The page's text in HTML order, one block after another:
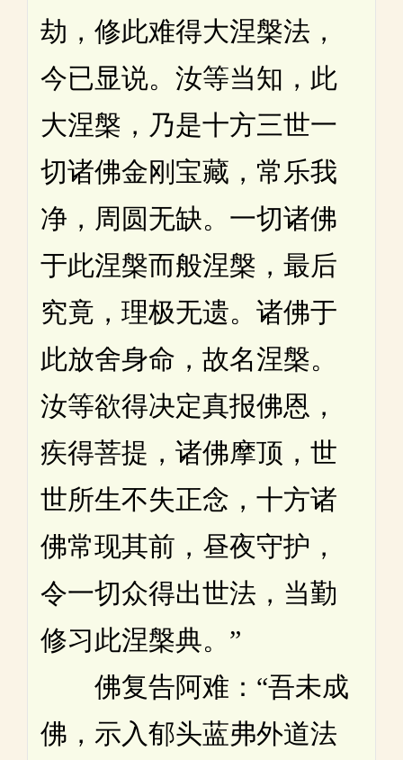
劫，修此难得大涅槃法，
今已显说。汝等当知，此
大涅槃，乃是十方三世一
切诸佛金刚宝藏，常乐我
净，周圆无缺。一切诸佛
于此涅槃而般涅槃，最后
究竟，理极无遗。诸佛于
此放舍身命，故名涅槃。
汝等欲得决定真报佛恩，
疾得菩提，诸佛摩顶，世
世所生不失正念，十方诸
佛常现其前，昼夜守护，
令一切众得出世法，当勤
修习此涅槃典。”
佛复告阿难：“吾未成
佛，示入郁头蓝弗外道法